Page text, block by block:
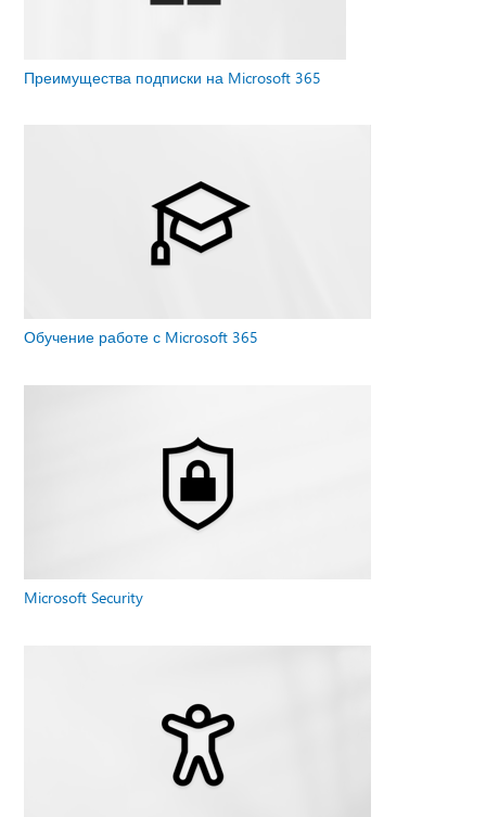
Преимущества подписки на Microsoft 365
Обучение работе с Microsoft 365
Microsoft Security